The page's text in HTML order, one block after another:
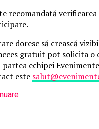
recomandată
doresc să crească
gratuit pot solicita o
echipei
este